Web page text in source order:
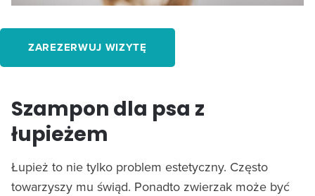
ZAREZERWUJ WIZYTĘ
Szampon dla psa z
łupieżem
Łupież to nie tylko problem estetyczny. Często
towarzyszy mu świąd. Ponadto zwierzak może być